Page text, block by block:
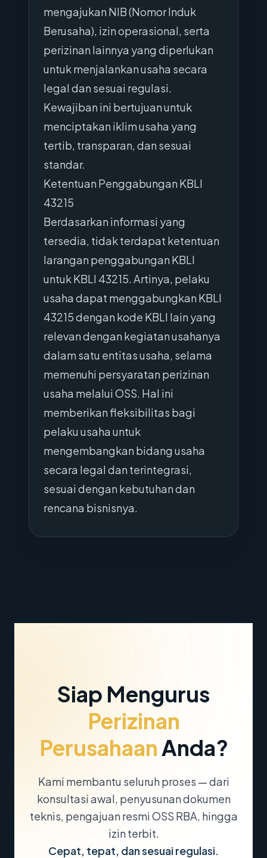
mengajukan NIB (Nomor Induk
Berusaha), izin operasional, serta
perizinan lainnya yang diperlukan
untuk menjalankan usaha secara
legal dan sesuai regulasi.
Kewajiban ini bertujuan untuk
menciptakan iklim usaha yang
tertib, transparan, dan sesuai
standar.
Ketentuan Penggabungan KBLI
43215
Berdasarkan informasi yang
tersedia, tidak terdapat ketentuan
larangan penggabungan KBLI
untuk KBLI 43215. Artinya, pelaku
usaha dapat menggabungkan KBLI
43215 dengan kode KBLI lain yang
relevan dengan kegiatan usahanya
dalam satu entitas usaha, selama
memenuhi persyaratan perizinan
usaha melalui OSS. Hal ini
memberikan fleksibilitas bagi
pelaku usaha untuk
mengembangkan bidang usaha
secara legal dan terintegrasi,
sesuai dengan kebutuhan dan
rencana bisnisnya.
Siap Mengurus
Perizinan
PerusahaanAnda?
Kami membantu seluruh proses — dari
konsultasi awal, penyusunan dokumen
teknis, pengajuan resmi OSS RBA, hingga
izin terbit.
Cepat, tepat, dan sesuai regulasi.